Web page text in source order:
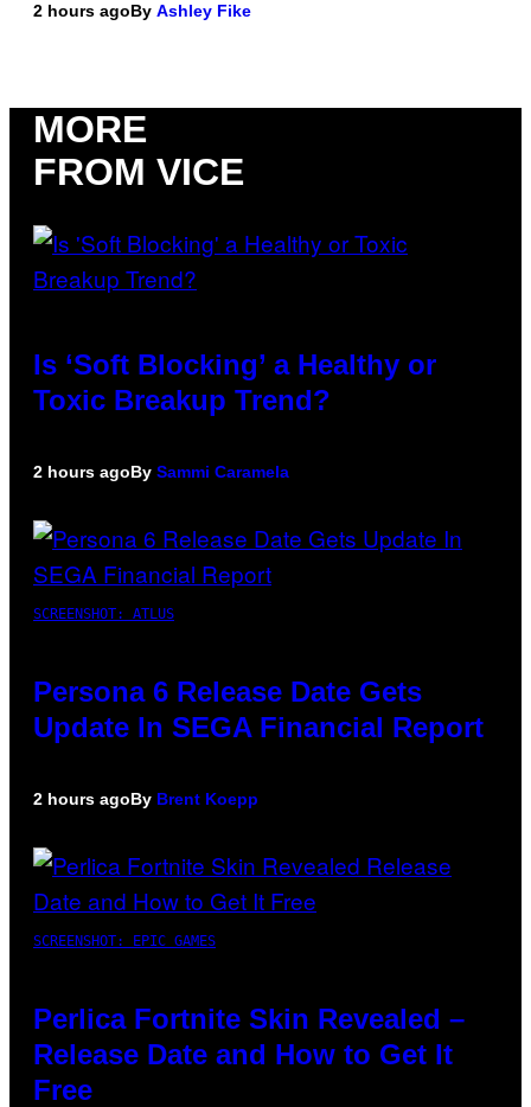
2 hours agoBy Ashley Fike
MORE
FROM VICE
Is ‘Soft Blocking’ a Healthy or
Toxic Breakup Trend?
2 hours agoBy Sammi Caramela
SCREENSHOT: ATLUS
Persona 6 Release Date Gets
Update In SEGA Financial Report
2 hours agoBy Brent Koepp
SCREENSHOT: EPIC GAMES
Perlica Fortnite Skin Revealed –
Release Date and How to Get It
Free